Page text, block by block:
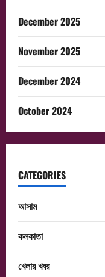
December 2025
November 2025
December 2024
October 2024
CATEGORIES
আসাম
কলকাতা
খেলার খবর